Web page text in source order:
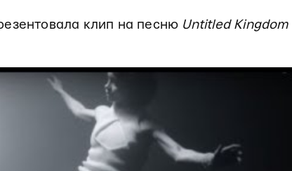
клип на песню Untitled Kingdom